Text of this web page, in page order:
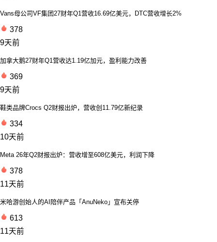
Vans母公司VF集团27财年Q1营收16.69亿美元，DTC营收增长2%
378
9天前
加拿大鹅27财年Q1营收达1.19亿加元，盈利能力改善
369
9天前
鞋类品牌Crocs Q2财报出炉，营收创11.79亿新纪录
334
10天前
Meta 26年Q2财报出炉：营收增至608亿美元，利润下降
378
11天前
米哈游创始人的AI陪伴产品「AnuNeko」宣布关停
613
11天前